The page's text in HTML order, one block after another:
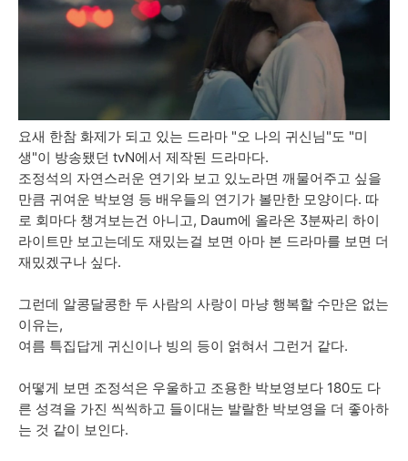
요새 한참 화제가 되고 있는 드라마 "오 나의 귀신님"도 "미
생"이 방송됐던 tvN에서 제작된 드라마다.
조정석의 자연스러운 연기와 보고 있노라면 깨물어주고 싶을
만큼 귀여운 박보영 등 배우들의 연기가 볼만한 모양이다. 따
로 회마다 챙겨보는건 아니고, Daum에 올라온 3분짜리 하이
라이트만 보고는데도 재밌는걸 보면 아마 본 드라마를 보면 더
재밌겠구나 싶다.
그런데 알콩달콩한 두 사람의 사랑이 마냥 행복할 수만은 없는
이유는,
여름 특집답게 귀신이나 빙의 등이 얽혀서 그런거 같다.
어떻게 보면 조정석은 우울하고 조용한 박보영보다 180도 다
른 성격을 가진 씩씩하고 들이대는 발랄한 박보영을 더 좋아하
는 것 같이 보인다.